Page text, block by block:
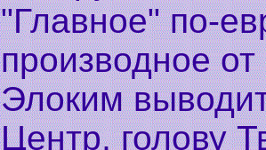
"Главное" по-
производное
Элоким
Центр, голову